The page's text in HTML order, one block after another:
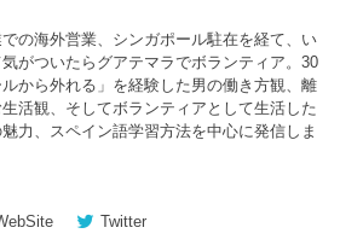
の海外営業、シンガポール駐在を経て、い
がついたらグアテマラでボランティア。30
から外れる」を経験した男の働き方観、離
活観、そしてボランティアとして生活した
力、スペイン語学習方法を中心に発信しま
Twitter